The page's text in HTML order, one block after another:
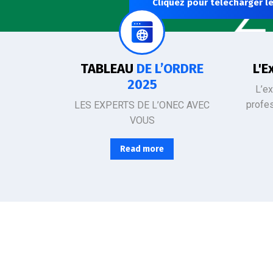
TABLEAU DE L’ORDRE
2025
LES EXPERTS DE L’ONEC AVEC
VOUS
Read more